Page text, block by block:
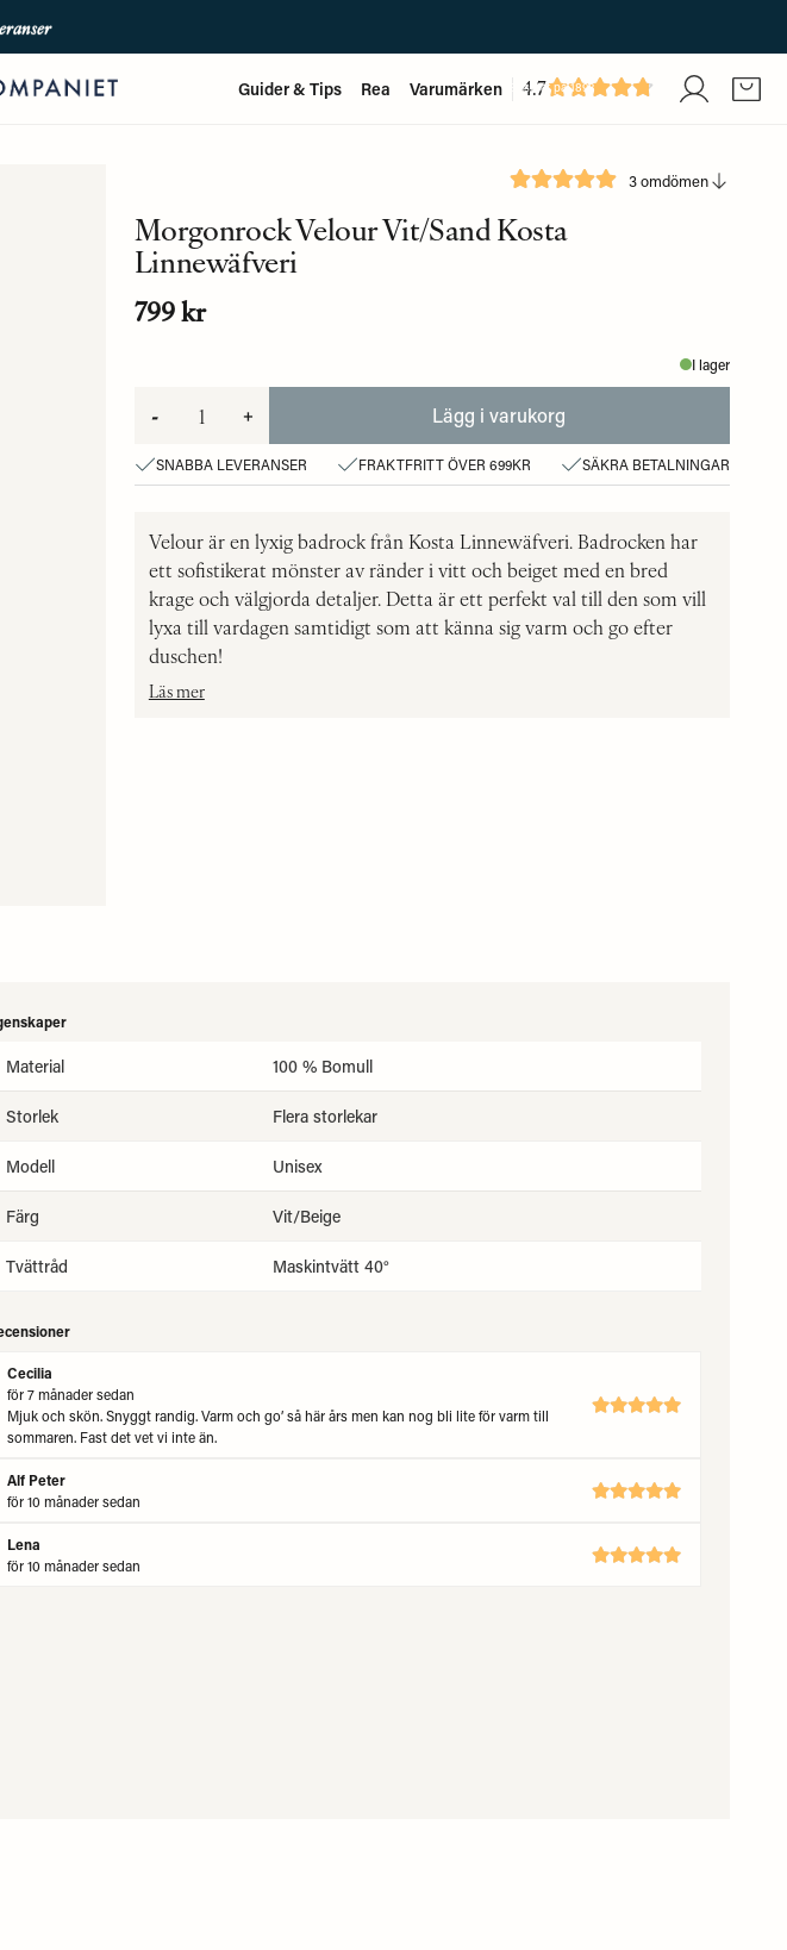
699kr Guider & Tips Rea Varumärken 4.7
Baserat på1893
3 omdömen
Morgonrock Velour Vit/Sand Kosta
Linnewäfveri
799 kr
I lager
- + Lägg i varukorg
SNABBA LEVERANSER FRAKTFRITT ÖVER 699KR SÄKRA BETALNINGAR
Velour är en lyxig badrock från Kosta Linnewäfveri. Badrocken har
ett sofistikerat mönster av ränder i vitt och beiget med en bred
krage och välgjorda detaljer. Detta är ett perfekt val till den som vill
lyxa till vardagen samtidigt som att känna sig varm och go efter
duschen!
Läs mer
Material 100 % Bomull
Storlek Flera storlekar
Modell Unisex
Färg Vit/Beige
Tvättråd Maskintvätt 40°
Cecilia
för 7 månader sedan
Mjuk och skön. Snyggt randig. Varm och go’ så här års men kan nog bli lite för varm till
sommaren. Fast det vet vi inte än.
Alf Peter
för 10 månader sedan
Lena
för 10 månader sedan